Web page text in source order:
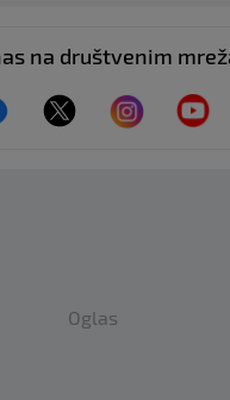
na društvenim
Oglas